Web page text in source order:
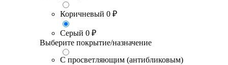
Коричневый 0 ₽
Серый 0 ₽
Выберите покрытие/назначение
С просветляющим (антибликовым)